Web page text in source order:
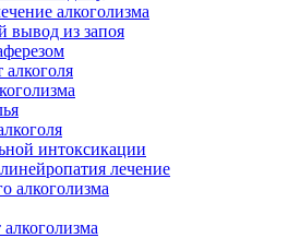
алкоголизма
вывод из запоя
алкоголя
интоксикации
лечение
алкоголизма